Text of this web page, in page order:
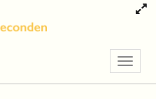
Toggle